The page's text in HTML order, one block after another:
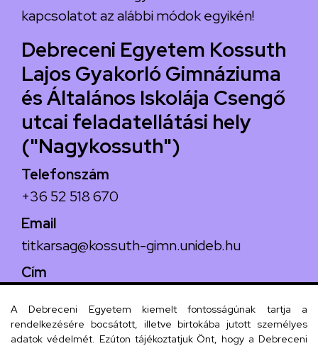
kapcsolatot az alábbi módok egyikén!
Debreceni Egyetem Kossuth
Lajos Gyakorló Gimnáziuma
és Általános Iskolája Csengő
utcai feladatellátási hely
("Nagykossuth")
Telefonszám
+36 52 518 670
Email
titkarsag@kossuth-gimn.unideb.hu
Cím
A Debreceni Egyetem kiemelt fontosságúnak tartja a
rendelkezésére bocsátott, illetve birtokába jutott személyes
adatok védelmét. Ezúton tájékoztatjuk Önt, hogy a Debreceni